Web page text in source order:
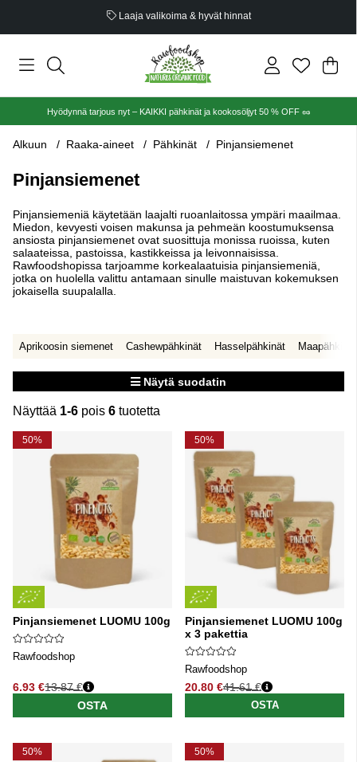
Luomusertifioitu
.
Hyödynnä tarjous nyt – KAIKKI pähkinät ja kookosöljyt 50 % OFF 🥜
Alkuun Raaka-aineet Pähkinät Pinjansiemenet
Pinjansiemenet
Pinjansiemeniä käytetään laajalti ruoanlaitossa ympäri maailmaa.
Miedon, kevyesti voisen makunsa ja pehmeän koostumuksensa
ansiosta pinjansiemenet ovat suosittuja monissa ruoissa, kuten
salaateissa, pastoissa, kastikkeissa ja leivonnaisissa.
Rawfoodshopissa tarjoamme korkealaatuisia pinjansiemeniä,
jotka on huolella valittu antamaan sinulle maistuvan kokemuksen
jokaisella suupalalla.
Aprikoosin siemenet Cashewpähkinät Hasselpähkinät Maapähkinät
Näytä suodatin
Näyttää 1-6 pois 6 tuotetta
Tuotteet
50%
Pinjansiemenet LUOMU 100g
Rawfoodshop
6.93 €
Normaali hinta
13.87 €
OSTA
50%
Pinjansiemenet LUOMU 100g
x 3 pakettia
Rawfoodshop
20.80 €
Normaali hinta
41.61 €
OSTA
50% 50%